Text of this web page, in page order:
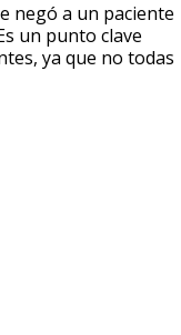
negó a un paciente
un punto clave
ya que no todas